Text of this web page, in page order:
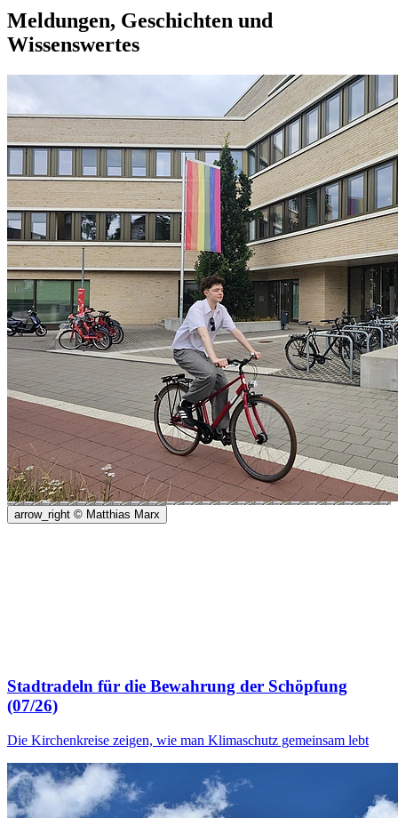
Meldungen, Geschichten und
Wissenswertes
arrow_right © Matthias Marx
Stadtradeln für die Bewahrung der Schöpfung
(07/26)
Die Kirchenkreise zeigen, wie man Klimaschutz gemeinsam lebt